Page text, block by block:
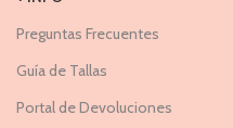
Preguntas Frecuentes
Guía de Tallas
Portal de Devoluciones